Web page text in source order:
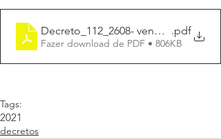
Decreto_112_2608- vendrami -
.pdf
Fazer download de PDF • 806KB
Tags:
2021
decretos